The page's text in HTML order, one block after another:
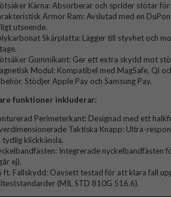
Kärna: Absorberar och sprider stötar
Armor Ram: Avslutad med en
utseende.
Skärplatta: Lägger till styvhet och
Gummikant: Ger ett extra skydd mot
Modul: Kompatibel med MagSafe, Qi
Stödjer Apple Pay och Samsung Pay.
funktioner inkluderar:
Perimeterkant: Designad med ett
Taktiska Knapp: Ultra-
tydlig klickkänsla.
Integrerade nyckelbandfästen
ej).
ft. Fallskydd: Oavsett testad för att klara fall
(MIL STD 810G 516.6).